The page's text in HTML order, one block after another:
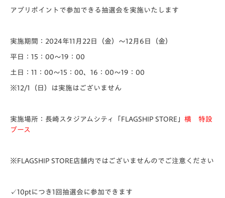
アプリポイントで参加できる抽選会を実施いたします
実施期間：2024年11月22日（金）～12月6日（金）
平日：15：00～19：00
土日：11：00～15：00、16：00～19：00
※12/1（日）は実施はございません
実施場所：長崎スタジアムシティ「 FLAGSHIP STORE 」 横 特設
ブース
※ FLAGSHIP STORE店舗内ではございませんのでご注意ください
✓10ptにつき1回抽選会に参加できます